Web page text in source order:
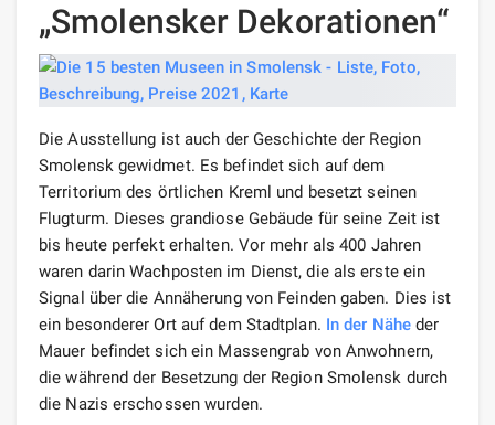
„Smolensker Dekorationen“
Die Ausstellung ist auch der Geschichte der Region
Smolensk gewidmet. Es befindet sich auf dem
Territorium des örtlichen Kreml und besetzt seinen
Flugturm. Dieses grandiose Gebäude für seine Zeit ist
bis heute perfekt erhalten. Vor mehr als 400 Jahren
waren darin Wachposten im Dienst, die als erste ein
Signal über die Annäherung von Feinden gaben. Dies ist
ein besonderer Ort auf dem Stadtplan. In der Näheder
Mauer befindet sich ein Massengrab von Anwohnern,
die während der Besetzung der Region Smolensk durch
die Nazis erschossen wurden.